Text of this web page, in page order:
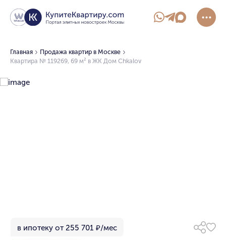
Главная
Продажа квартир в Москве
Квартира № 119269, 69 м² в ЖК Дом Chkalov
в ипотеку от 255 701 ₽/мес